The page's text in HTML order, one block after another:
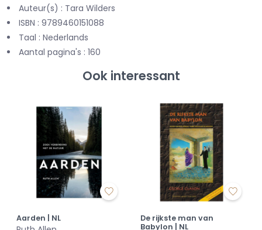
Auteur(s) : Tara Wilders
ISBN : 9789460151088
Taal : Nederlands
Aantal pagina's : 160
Ook interessant
Aarden | NL
De rijkste man van
Babylon | NL